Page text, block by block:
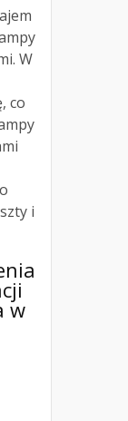
W
co
i
w